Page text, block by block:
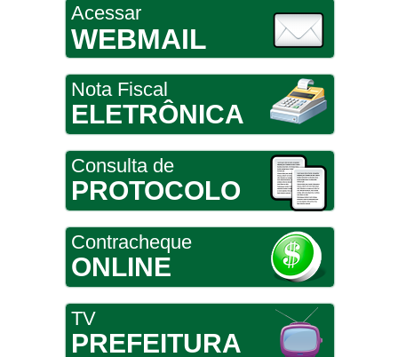
Acessar
WEBMAIL
Nota Fiscal
ELETRÔNICA
Consulta de
PROTOCOLO
Contracheque
ONLINE
TV
PREFEITURA